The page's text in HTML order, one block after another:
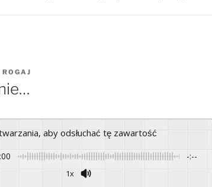
ROGAJ
aby odsłuchać tę zawartość
-:--
1x